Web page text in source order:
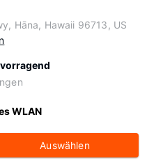
Hāna, Hawaii 96713, US
WLAN
Auswählen